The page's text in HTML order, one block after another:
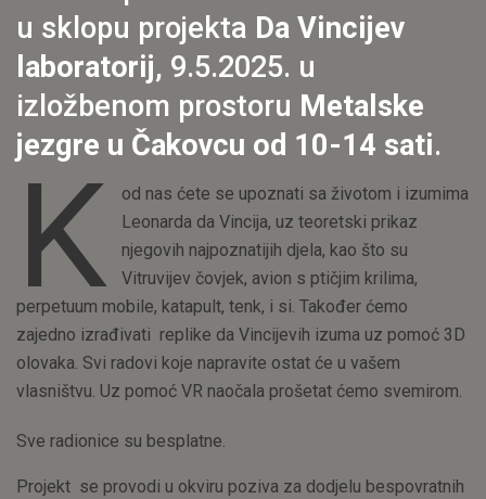
u sklopu projekta Da Vincijev
laboratorij, 9.5.2025. u
izložbenom prostoru Metalske
jezgre u Čakovcu od 10-14 sati.
K
od nas ćete se upoznati sa životom i izumima
Leonarda da Vincija, uz teoretski prikaz
njegovih najpoznatijih djela, kao što su
Vitruvijev čovjek, avion s ptičjim krilima,
perpetuum mobile, katapult, tenk, i si. Također ćemo
zajedno izrađivati replike da Vincijevih izuma uz pomoć 3D
olovaka. Svi radovi koje napravite ostat će u vašem
vlasništvu. Uz pomoć VR naočala prošetat ćemo svemirom.
Sve radionice su besplatne.
Projekt se provodi u okviru poziva za dodjelu bespovratnih